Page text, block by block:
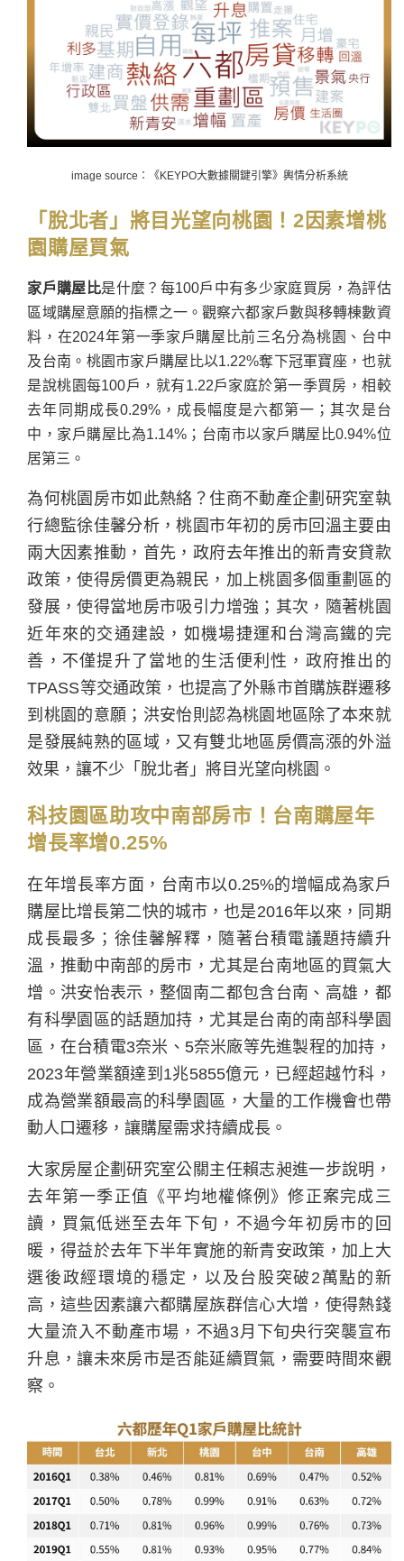
image source：《KEYPO大數據關鍵引擎》輿情分析系統
「脫北者」將目光望向桃園！2因素增桃
園購屋買氣
家戶購屋比是什麼？每100戶中有多少家庭買房，為評估
區域購屋意願的指標之一。觀察六都家戶數與移轉棟數資
料，在2024年第一季家戶購屋比前三名分為桃園、台中
及台南。桃園市家戶購屋比以1.22%奪下冠軍寶座，也就
是說桃園每100戶，就有1.22戶家庭於第一季買房，相較
去年同期成長0.29%，成長幅度是六都第一；其次是台
中，家戶購屋比為1.14%；台南市以家戶購屋比0.94%位
居第三。
為何桃園房市如此熱絡？住商不動產企劃研究室執
行總監徐佳馨分析，桃園市年初的房市回溫主要由
兩大因素推動，首先，政府去年推出的新青安貸款
政策，使得房價更為親民，加上桃園多個重劃區的
發展，使得當地房市吸引力增強；其次，隨著桃園
近年來的交通建設，如機場捷運和台灣高鐵的完
善，不僅提升了當地的生活便利性，政府推出的
TPASS等交通政策，也提高了外縣市首購族群遷移
到桃園的意願；洪安怡則認為桃園地區除了本來就
是發展純熟的區域，又有雙北地區房價高漲的外溢
效果，讓不少「脫北者」將目光望向桃園。
科技園區助攻中南部房市！台南購屋年
增長率增0.25%
在年增長率方面，台南市以0.25%的增幅成為家戶
購屋比增長第二快的城市，也是2016年以來，同期
成長最多；徐佳馨解釋，隨著台積電議題持續升
溫，推動中南部的房市，尤其是台南地區的買氣大
增。洪安怡表示，整個南二都包含台南、高雄，都
有科學園區的話題加持，尤其是台南的南部科學園
區，在台積電3奈米、5奈米廠等先進製程的加持，
2023年營業額達到1兆5855億元，已經超越竹科，
成為營業額最高的科學園區，大量的工作機會也帶
動人口遷移，讓購屋需求持續成長。
大家房屋企劃研究室公關主任賴志昶進一步說明，
去年第一季正值《平均地權條例》修正案完成三
讀，買氣低迷至去年下旬，不過今年初房市的回
暖，得益於去年下半年實施的新青安政策，加上大
選後政經環境的穩定，以及台股突破2萬點的新
高，這些因素讓六都購屋族群信心大增，使得熱錢
大量流入不動產市場，不過3月下旬央行突襲宣布
升息，讓未來房市是否能延續買氣，需要時間來觀
察。